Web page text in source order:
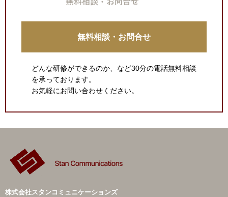
無料相談・お問合せ
どんな研修ができるのか、など30分の電話無料相談
を承っております。
お気軽にお問い合わせください。
株式会社スタンコミュニケーションズ